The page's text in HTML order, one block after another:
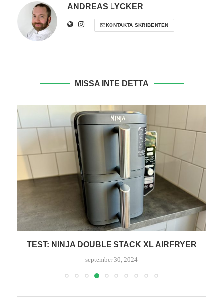
ANDREAS LYCKER
KONTAKTA SKRIBENTEN
MISSA INTE DETTA
AIRFRYER KAN MAN ÄTA I EN